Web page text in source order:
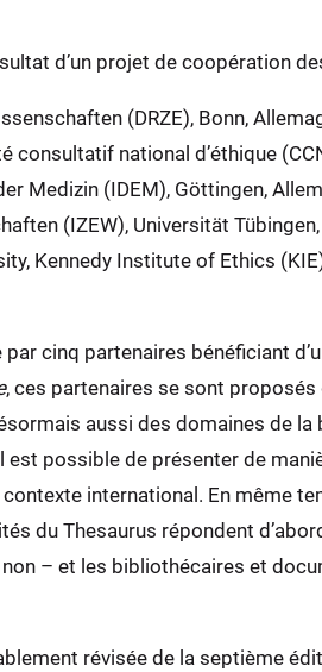
d’un projet de coopération
(DRZE), Bonn,
national d’éthique
Medizin (IDEM), Göttingen,
(IZEW), Universität
Kennedy Institute of Ethics
cinq partenaires bénéficiant
, ces partenaires se sont
aussi des domaines de la
possible de présenter de
international. En même
du Thesaurus répondent
– et les bibliothécaires et
révisée de la septième